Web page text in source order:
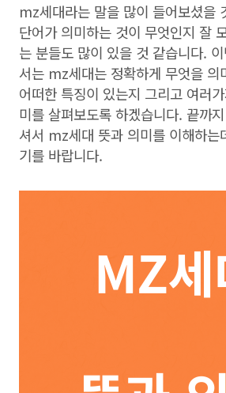
mz세대라는 말을 많이 들어보셨을
단어가 의미하는 것이 무엇인지 잘
는 분들도 많이 있을 것 같습니다.
서는 mz세대는 정확하게 무엇을 의
어떠한 특징이 있는지 그리고 여러
미를 살펴보도록 하겠습니다. 끝까
셔서 mz세대 뜻과 의미를 이해하는
기를 바랍니다.